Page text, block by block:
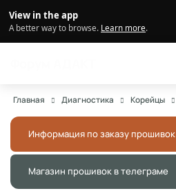
View in the app
A better way to browse. Learn more.
Главная Диагностика Корейцы
Информация по заказу прошивок
Магазин прошивок в телеграме